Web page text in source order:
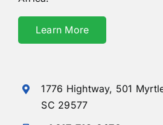
Learn More
1776 Hightway, 501
SC 29577